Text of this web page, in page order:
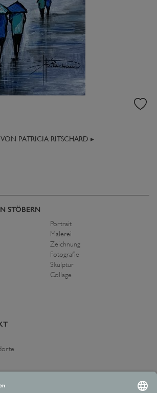
PATRICIA RITSCHARD ▸
STÖBERN
Portrait
Malerei
Zeichnung
Fotografie
Skulptur
Collage